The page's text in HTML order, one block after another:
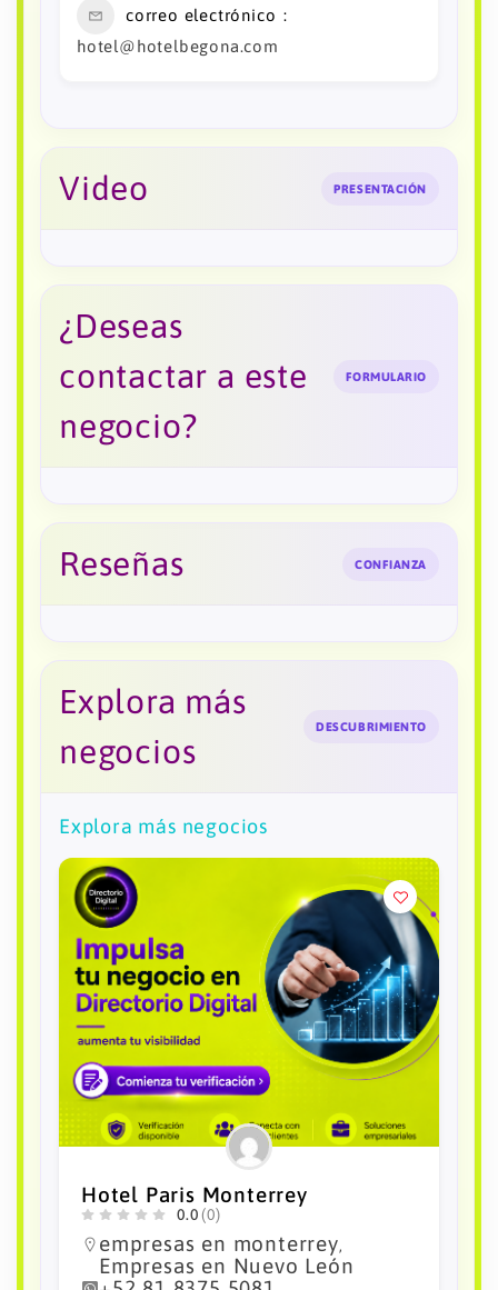
correo electrónico
hotel@hotelbegona.com
Video PRESENTACIÓN
¿Deseas
contactar a este
negocio?
FORMULARIO
Reseñas CONFIANZA
Explora más
negocios
DESCUBRIMIENTO
Explora más negocios
City Express Plus by Marriott
Monterrey Nuevo Sur
0.0 (0)
Empresas en México ,empresas